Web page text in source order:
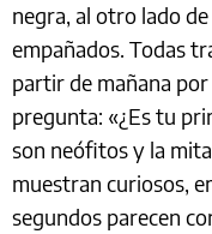
negra, al otro lado
empañados. Todas
partir de mañana
pregunta: «¿Es tu
son neófitos y la
muestran curiosos,
segundos parecen